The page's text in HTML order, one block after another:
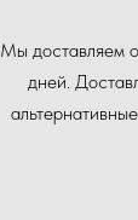
Мы доставляем
дней.